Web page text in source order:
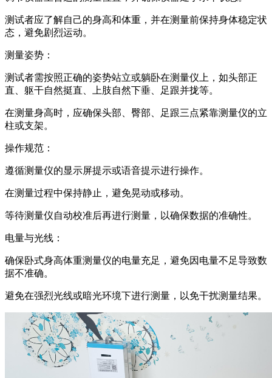
测试者应了解自己的身高和体重，并在测量前保持身体稳定状
态，避免剧烈运动。
测量姿势：
测试者需按照正确的姿势站立或躺卧在测量仪上，如头部正
直、躯干自然挺直、上肢自然下垂、足跟并拢等。
在测量身高时，应确保头部、臀部、足跟三点紧靠测量仪的立
柱或支架。
操作规范：
遵循测量仪的显示屏提示或语音提示进行操作。
在测量过程中保持静止，避免晃动或移动。
等待测量仪自动校准后再进行测量，以确保数据的准确性。
电量与光线：
确保卧式身高体重测量仪的电量充足，避免因电量不足导致数
据不准确。
避免在强烈光线或暗光环境下进行测量，以免干扰测量结果。